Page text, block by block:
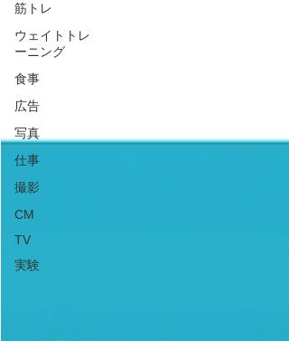
筋トレ
ウェイトトレ
ーニング
食事
広告
写真
仕事
撮影
CM
TV
実験